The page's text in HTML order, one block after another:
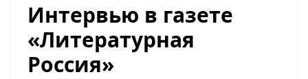
Интервью в газете
«Литературная
Россия»